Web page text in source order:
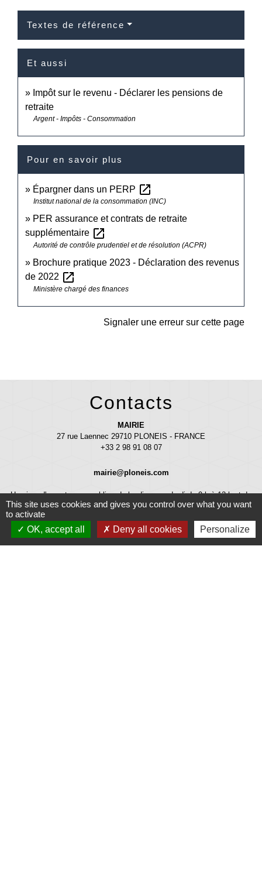
Textes de référence
Et aussi
Impôt sur le revenu - Déclarer les pensions de
retraite
Argent - Impôts - Consommation
Pour en savoir plus
Épargner dans un PERP open_in_new
Institut national de la consommation (INC)
PER assurance et contrats de retraite
supplémentaire open_in_new
Autorité de contrôle prudentiel et de résolution (ACPR)
Brochure pratique 2023 - Déclaration des revenus
de 2022 open_in_new
Ministère chargé des finances
Signaler une erreur sur cette page
Contacts
MAIRIE
27 rue Laennec 29710 PLONEIS - FRANCE
+33 2 98 91 08 07
mairie@ploneis.com
Horaires d'ouverture au public : du lundi au vendredi de 9 h à 12 h et de
13 h 30 à 17 h - le mardi et le samedi de 9 h à 12 h
This site uses cookies and gives you control over what you want
to activate
OK, accept all
Deny all cookies Personalize